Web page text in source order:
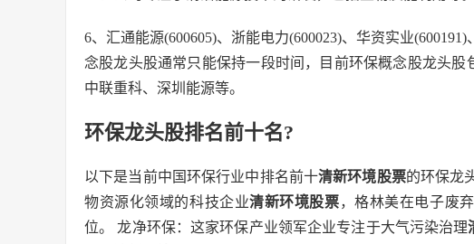
6、汇通能源(600605)、浙能电力(600023)、华资实业
念股龙头股通常只能保持一段时间，目前环保概念股龙头股
中联重科、深圳能源等。
环保龙头股排名前十名?
以下是当前中国环保行业中排名前十清新环境股票的环保龙
物资源化领域的科技企业清新环境股票，格林美在电子废
位。 龙净环保：这家环保产业领军企业专注于大气污染治理